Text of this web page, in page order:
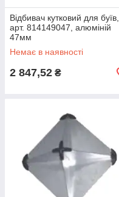
Відбивач кутковий для буїв,
арт. 814149047, алюміній
47мм
Немає в наявності
2 847,52 ₴